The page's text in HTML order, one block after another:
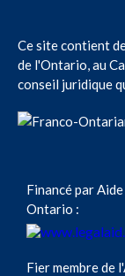
Ce site contient
de l'Ontario, au
conseil juridique
Financé par
Ontario :
Fier membre de